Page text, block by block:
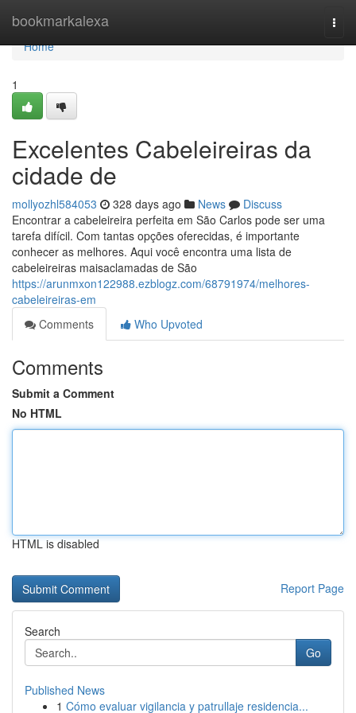
bookmarkalexa
Home
Home
1
Excelentes Cabeleireiras da
cidade de
mollyozhl584053 328 days ago News
Discuss
Encontrar a cabeleireira perfeita em São Carlos pode ser uma
tarefa difícil. Com tantas opções oferecidas, é importante
conhecer as melhores. Aqui você encontra uma lista de
cabeleireiras maisaclamadas de São
https://arunmxon122988.ezblogz.com/68791974/melhores-
cabeleireiras-em
Comments
Who Upvoted
Comments
Submit a Comment
No HTML
HTML is disabled
Report Page
Search
Go
Published News
1 Cómo evaluar vigilancia y patrullaje residencia...